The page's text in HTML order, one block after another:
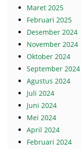
Maret 2025
Februari 2025
Desember 2024
November 2024
Oktober 2024
September 2024
Agustus 2024
Juli 2024
Juni 2024
Mei 2024
April 2024
Februari 2024